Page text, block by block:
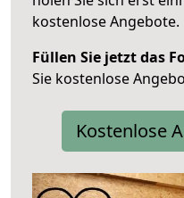
kostenlose Angebote.
Füllen Sie jetzt das
Sie kostenlose
Kostenlose